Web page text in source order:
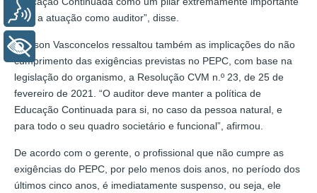
para a atuação como auditor”, disse.
Madson Vasconcelos ressaltou também as implicações do não
cumprimento das exigências previstas no PEPC, com base na
legislação do organismo, a Resolução CVM n.º 23, de 25 de
fevereiro de 2021. “O auditor deve manter a política de
Educação Continuada para si, no caso da pessoa natural, e
para todo o seu quadro societário e funcional”, afirmou.
De acordo com o gerente, o profissional que não cumpre as
exigências do PEPC, por pelo menos dois anos, no período dos
últimos cinco anos, é imediatamente suspenso, ou seja, ele
+ Acessibilidade